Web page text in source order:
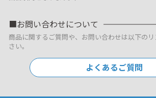
お問い合わせについて
商品に関するご質問や、お問い合わせは以下の
さい。
よくあるご質問